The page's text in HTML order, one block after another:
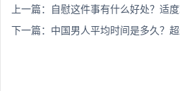
上一篇：
自慰这件事有什么好处？适
下一篇： 中国男人平均时间是多久？